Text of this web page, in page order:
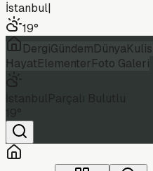
İstanbul|
19°
DergiGündemDünyaKulis
HayatElementerFoto Galeri